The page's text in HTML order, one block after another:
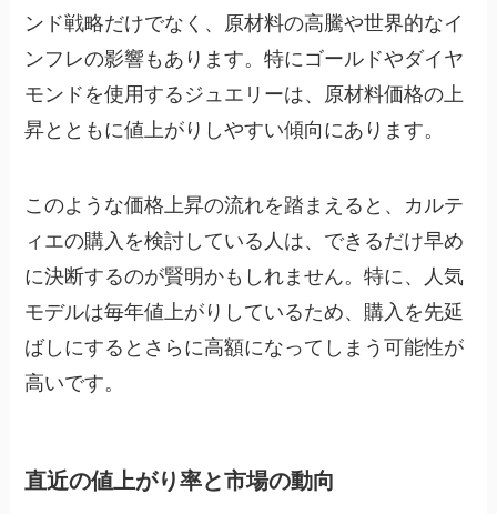
ンド戦略だけでなく、原材料の高騰や世界的なイ
ンフレの影響もあります。特にゴールドやダイヤ
モンドを使用するジュエリーは、原材料価格の上
昇とともに値上がりしやすい傾向にあります。
このような価格上昇の流れを踏まえると、カルテ
ィエの購入を検討している人は、できるだけ早め
に決断するのが賢明かもしれません。特に、人気
モデルは毎年値上がりしているため、購入を先延
ばしにするとさらに高額になってしまう可能性が
高いです。
直近の値上がり率と市場の動向